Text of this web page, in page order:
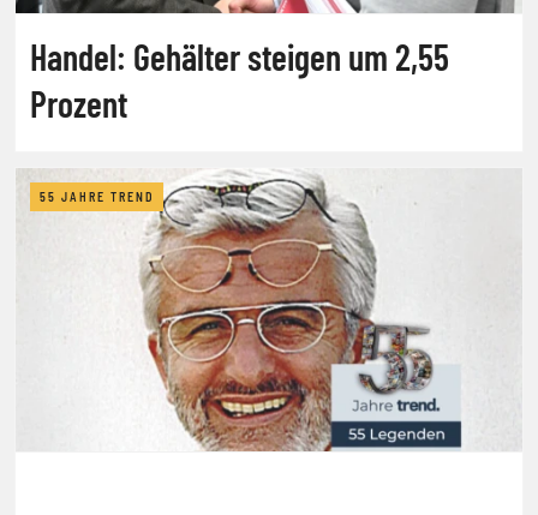
Handel: Gehälter steigen um 2,55
Prozent
55 JAHRE TREND